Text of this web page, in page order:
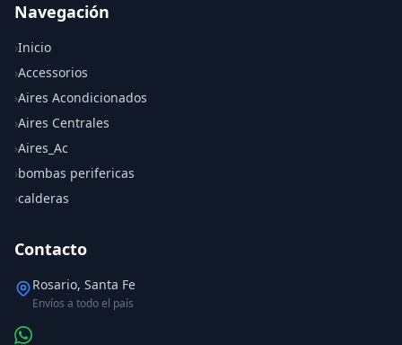
Navegación
›Inicio
›Accessorios
›Aires Acondicionados
›Aires Centrales
›Aires_Ac
›bombas perifericas
›calderas
Contacto
Rosario, Santa Fe
Envíos a todo el país